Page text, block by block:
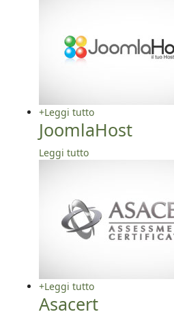
+Leggi tutto
JoomlaHost
Leggi tutto
+Leggi tutto
Asacert